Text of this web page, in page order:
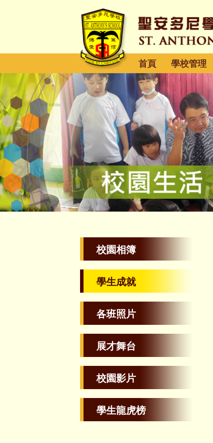
首頁 學校管理
校園相簿
學生成就
各班照片
展才舞台
校園影片
學生龍虎榜